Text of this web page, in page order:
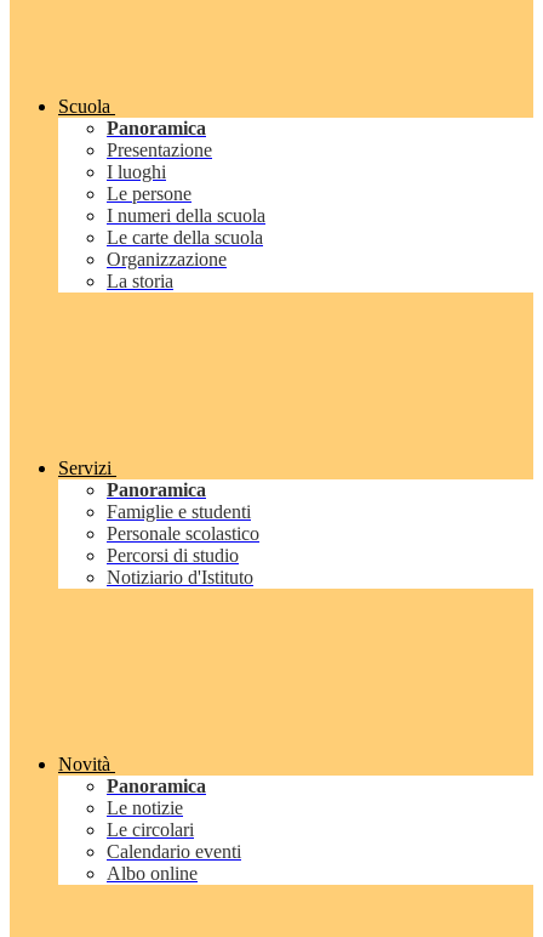
Scuola
Panoramica
Presentazione
I luoghi
Le persone
I numeri della scuola
Le carte della scuola
Organizzazione
La storia
Servizi
Panoramica
Famiglie e studenti
Personale scolastico
Percorsi di studio
Notiziario d'Istituto
Novità
Panoramica
Le notizie
Le circolari
Calendario eventi
Albo online